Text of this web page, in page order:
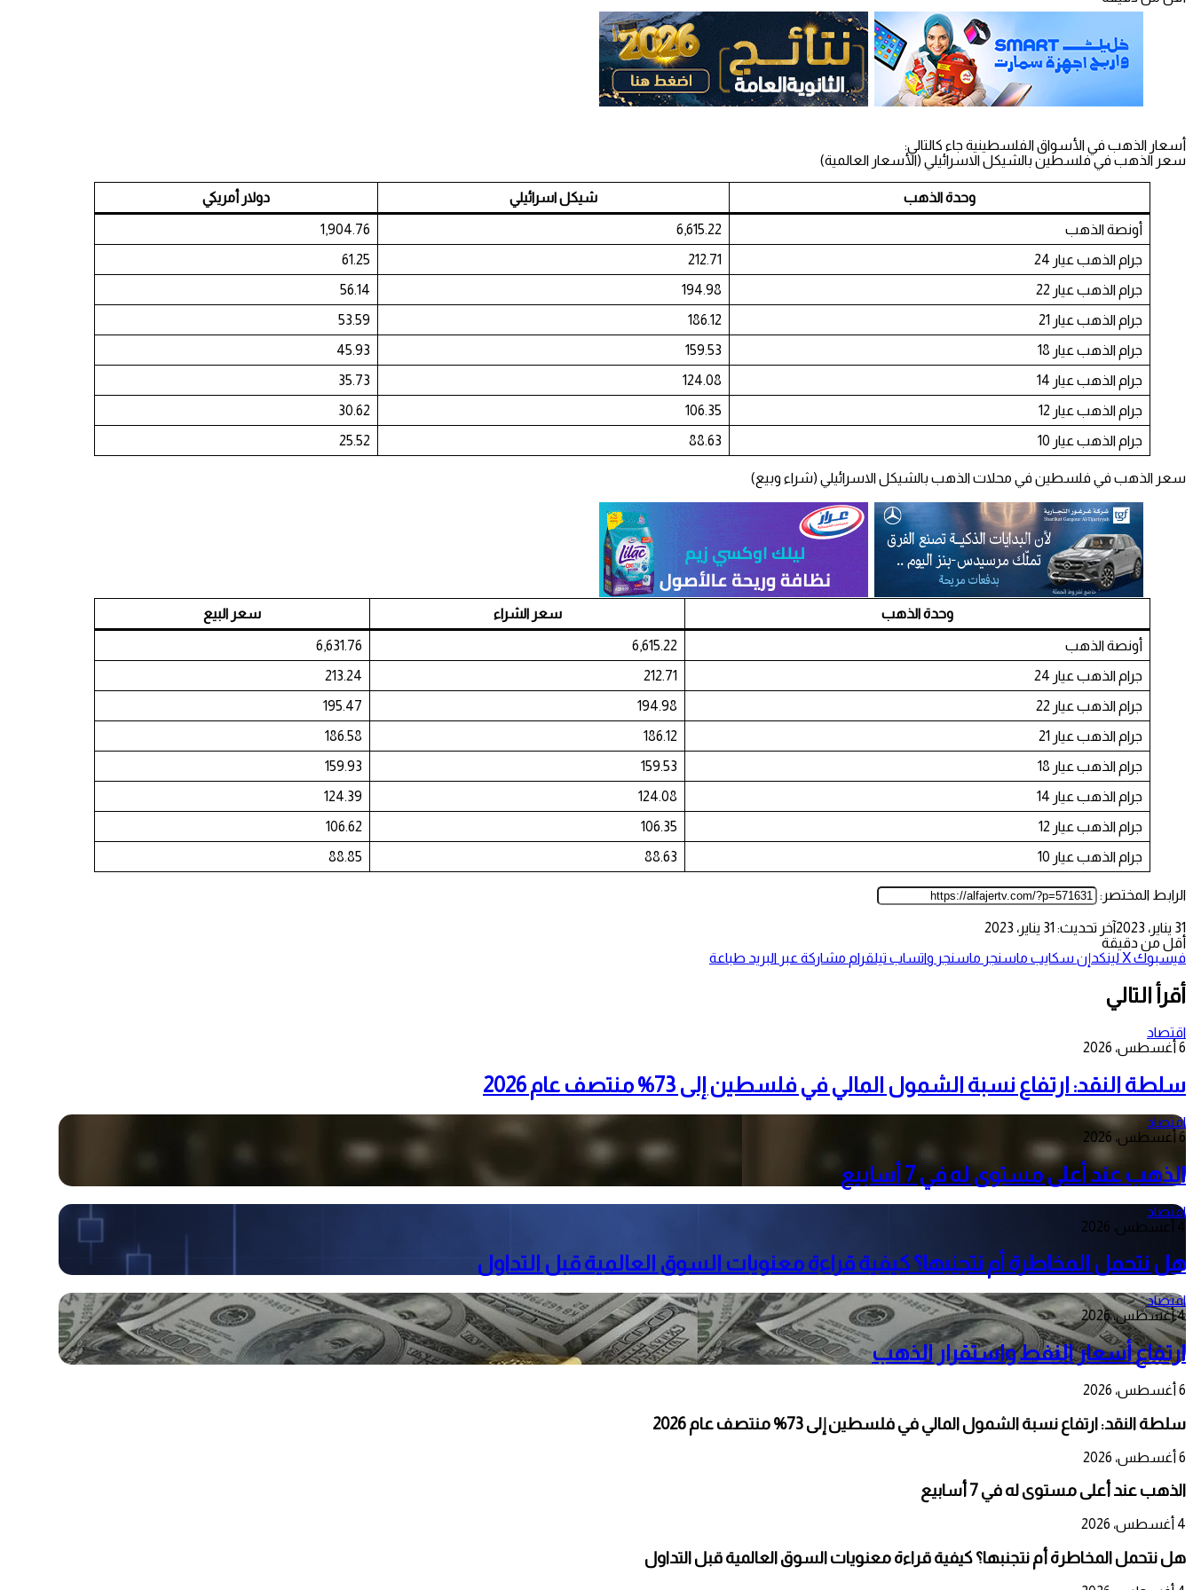
أسعار الذهب في الأسواق الفلسطينية جاء كالتالي:
سعر الذهب في فلسطين بالشيكل الاسرائيلي (الأسعار العالمية)
وحدة الذهب شيكل اسرائيلي دولار أمريكي
أونصة الذهب 6,615.22
1,904.76
جرام الذهب عيار 24
212.71
61.25
جرام الذهب عيار 22
194.98
56.14
جرام الذهب عيار 21
186.12
53.59
جرام الذهب عيار 18
159.53
45.93
جرام الذهب عيار 14
124.08
35.73
جرام الذهب عيار 12
106.35
30.62
جرام الذهب عيار 10
88.63
25.52
سعر الذهب في فلسطين في محلات الذهب بالشيكل الاسرائيلي (شراء وبيع)
وحدة الذهب سعر الشراء سعر البيع
أونصة الذهب 6,615.22
6,631.76
جرام الذهب عيار 24
212.71
213.24
جرام الذهب عيار 22
194.98
195.47
جرام الذهب عيار 21
186.12
186.58
جرام الذهب عيار 18
159.53
159.93
جرام الذهب عيار 14
124.08
124.39
جرام الذهب عيار 12
106.35
106.62
جرام الذهب عيار 10
88.63
88.85
الرابط المختصر:
31 يناير، 2023
آخر تحديث: 31 يناير، 2023
أقل من دقيقة
فيسبوك‫Xلينكدإن سكايب ماسنجر ماسنجر واتساب تيلقرام مشاركة عبر البريد طباعة
أقرأ التالي
اقتصاد
6 أغسطس، 2026
سلطة النقد: ارتفاع نسبة الشمول المالي في فلسطين إلى 73% منتصف عام 2026
اقتصاد
6 أغسطس، 2026
الذهب عند أعلى مستوى له في 7 أسابيع
اقتصاد
4 أغسطس، 2026
هل نتحمل المخاطرة أم نتجنبها؟ كيفية قراءة معنويات السوق العالمية قبل التداول
اقتصاد
4 أغسطس، 2026
ارتفاع أسعار النفط واستقرار الذهب
6 أغسطس، 2026
سلطة النقد: ارتفاع نسبة الشمول المالي في فلسطين إلى 73% منتصف عام 2026
6 أغسطس، 2026
الذهب عند أعلى مستوى له في 7 أسابيع
4 أغسطس، 2026
هل نتحمل المخاطرة أم نتجنبها؟ كيفية قراءة معنويات السوق العالمية قبل التداول